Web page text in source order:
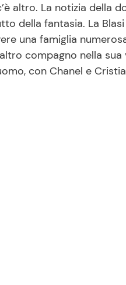
altro. La notizia della
della fantasia. La
una famiglia
compagno nella
con Chanel e